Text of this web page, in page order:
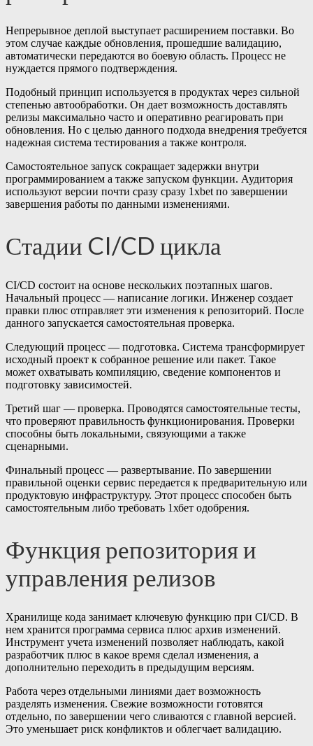
Непрерывное деплой выступает расширением поставки. Во
этом случае каждые обновления, прошедшие валидацию,
автоматически передаются во боевую область. Процесс не
нуждается прямого подтверждения.
Подобный принцип используется в продуктах через сильной
степенью автообработки. Он дает возможность доставлять
релизы максимально часто и оперативно реагировать при
обновления. Но с целью данного подхода внедрения требуется
надежная система тестирования а также контроля.
Самостоятельное запуск сокращает задержки внутри
программированием а также запуском функции. Аудитория
используют версии почти сразу сразу 1xbet по завершении
завершения работы по данными изменениями.
Стадии CI/CD цикла
CI/CD состоит на основе нескольких поэтапных шагов.
Начальный процесс — написание логики. Инженер создает
правки плюс отправляет эти изменения к репозиторий. После
данного запускается самостоятельная проверка.
Следующий процесс — подготовка. Система трансформирует
исходный проект к собранное решение или пакет. Такое
может охватывать компиляцию, сведение компонентов и
подготовку зависимостей.
Третий шаг — проверка. Проводятся самостоятельные тесты,
что проверяют правильность функционирования. Проверки
способны быть локальными, связующими а также
сценарными.
Финальный процесс — развертывание. По завершении
правильной оценки сервис передается к предварительную или
продуктовую инфраструктуру. Этот процесс способен быть
самостоятельным либо требовать 1хбет одобрения.
Функция репозитория и
управления релизов
Хранилище кода занимает ключевую функцию при CI/CD. В
нем хранится программа сервиса плюс архив изменений.
Инструмент учета изменений позволяет наблюдать, какой
разработчик плюс в какое время сделал изменения, а
дополнительно переходить в предыдущим версиям.
Работа через отдельными линиями дает возможность
разделять изменения. Свежие возможности готовятся
отдельно, по завершении чего сливаются с главной версией.
Это уменьшает риск конфликтов и облегчает валидацию.